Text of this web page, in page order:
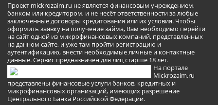
Проект mickrozaim.ru не является финансовым учреждением,
банком или кредитором, и не несёт ответственности за любые
заключенные договоры кредитования или их условия. Чтобы
оформить заявку на получение займа, Вам необходимо перейти
на сайт одной из микрофинансовых компаний, представленных
на данном сайте, и уже там пройти регистрацию и
аутентификацию, внести необходимые личные и контактные
данные. Сервис предназначен для лиц старше 18 лет.
На портале
Mickrozaim.ru
представлены финансовые услуги банков, кредитных и
микрофинансовых организаций, имеющих разрешение
Центрального Банка Российской Федерации.